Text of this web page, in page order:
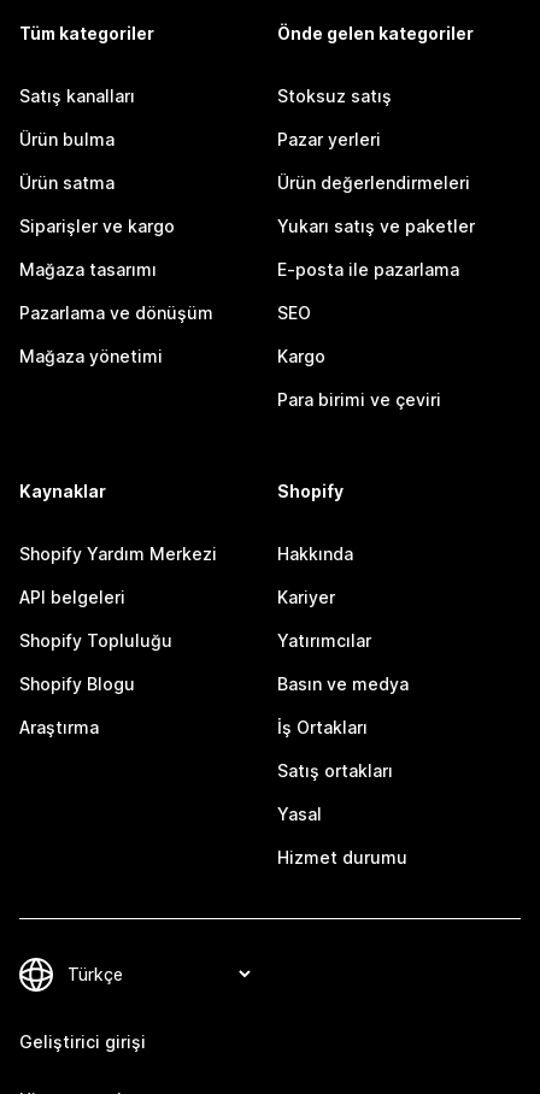
Tüm kategoriler
Satış kanalları
Ürün bulma
Ürün satma
Siparişler ve kargo
Mağaza tasarımı
Pazarlama ve dönüşüm
Mağaza yönetimi
Önde gelen kategoriler
Stoksuz satış
Pazar yerleri
Ürün değerlendirmeleri
Yukarı satış ve paketler
E-posta ile pazarlama
SEO
Kargo
Para birimi ve çeviri
Kaynaklar
Shopify Yardım Merkezi
API belgeleri
Shopify Topluluğu
Shopify Blogu
Araştırma
Shopify
Hakkında
Kariyer
Yatırımcılar
Basın ve medya
İş Ortakları
Satış ortakları
Yasal
Hizmet durumu
Geliştirici girişi